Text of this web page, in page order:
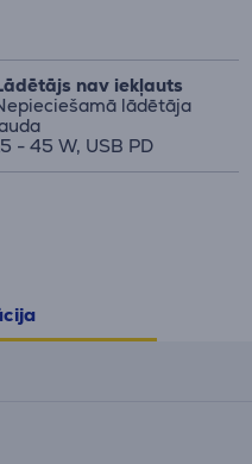
nav iekļauts
lādētāja
- 45 W, USB PD